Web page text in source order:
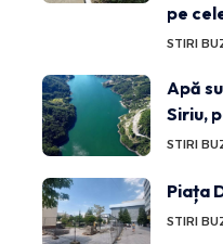
pe
STIRI
Apă
Siriu,
STIRI
Piața
STIRI